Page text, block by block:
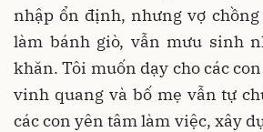
nhập ổn định, nhưng vợ
làm bánh giò, vẫn mưu sinh
khăn. Tôi muốn dạy cho các
vinh quang và bố mẹ vẫn tự
các con yên tâm làm việc, xây